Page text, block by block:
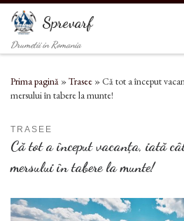
Sari la conținut
Sprevarf
Drumetii in Romania
Prima pagină »Trasee »Că tot a început
mersului în tabere la munte!
TRASEE
Că tot a început vacanța, iată
mersului în tabere la munte!